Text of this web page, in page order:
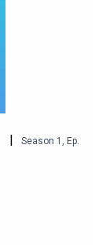
| Season 1 , Ep.